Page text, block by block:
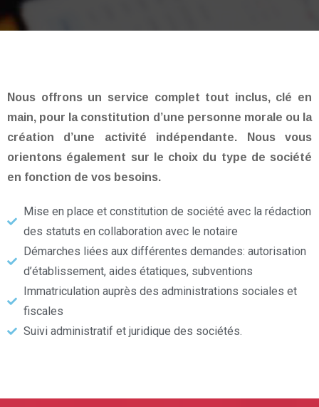
Nous offrons un service complet tout inclus, clé en
main, pour la constitution d’une personne morale ou la
création d’une activité indépendante. Nous vous
orientons également sur le choix du type de société
en fonction de vos besoins.
Mise en place et constitution de société avec la rédaction
des statuts en collaboration avec le notaire
Démarches liées aux différentes demandes: autorisation
d’établissement, aides étatiques, subventions
Immatriculation auprès des administrations sociales et
fiscales
Suivi administratif et juridique des sociétés.